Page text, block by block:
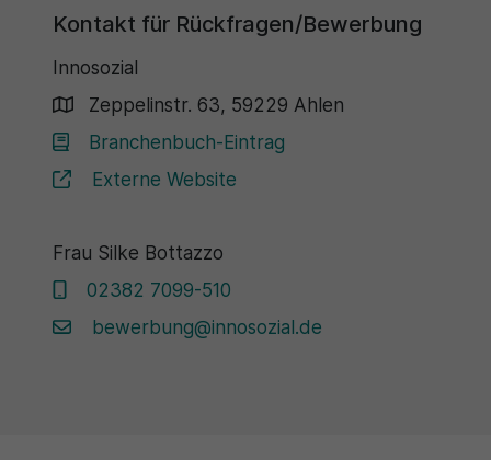
Kontakt für Rückfragen/Bewerbung
Innosozial
Zeppelinstr. 63, 59229 Ahlen
Branchenbuch-Eintrag
Externe Website
Frau Silke Bottazzo
02382 7099-510
bewerbung@innosozial.de